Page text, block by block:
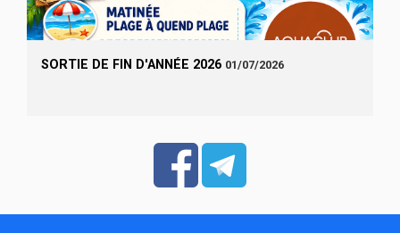
SORTIE DE FIN D'ANNÉE 2026 01/07/2026